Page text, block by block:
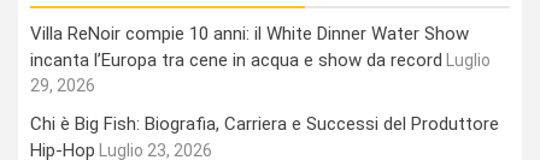
Villa ReNoir compie 10 anni: il White Dinner Water Show
incanta l’Europa tra cene in acqua e show da record
Luglio
29, 2026
Chi è Big Fish: Biografia, Carriera e Successi del Produttore
Hip-Hop
Luglio 23, 2026